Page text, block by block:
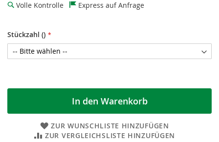
Volle Kontrolle
Express auf Anfrage
Stückzahl ()
In den Warenkorb
ZUR WUNSCHLISTE HINZUFÜGEN
ZUR VERGLEICHSLISTE HINZUFÜGEN